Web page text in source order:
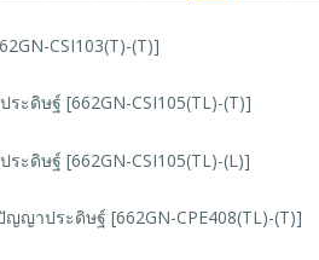
CSI103(T)-(T)]
ดิษฐ์ [662GN-CSI105(TL)-(T)]
ดิษฐ์ [662GN-CSI105(TL)-(L)]
ญาประดิษฐ์ [662GN-CPE408(TL)-(T)]